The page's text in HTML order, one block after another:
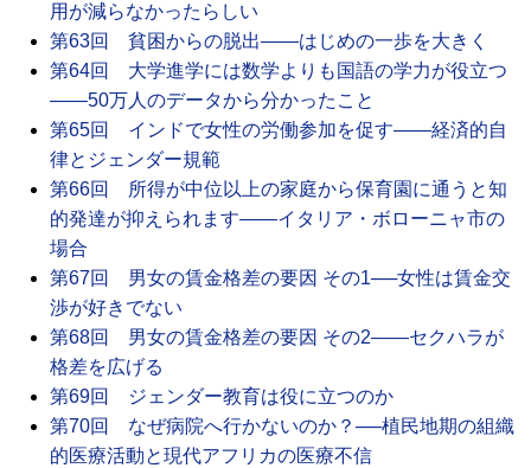
用が減らなかったらしい
第63回 貧困からの脱出――はじめの一歩を大きく
第64回 大学進学には数学よりも国語の学力が役立つ
――50万人のデータから分かったこと
第65回 インドで女性の労働参加を促す――経済的自
律とジェンダー規範
第66回 所得が中位以上の家庭から保育園に通うと知
的発達が抑えられます――イタリア・ボローニャ市の
場合
第67回 男女の賃金格差の要因 その1──女性は賃金交
渉が好きでない
第68回 男女の賃金格差の要因 その2――セクハラが
格差を広げる
第69回 ジェンダー教育は役に立つのか
第70回 なぜ病院へ行かないのか？──植民地期の組織
的医療活動と現代アフリカの医療不信